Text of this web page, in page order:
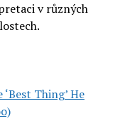
v různých
Thing’ He